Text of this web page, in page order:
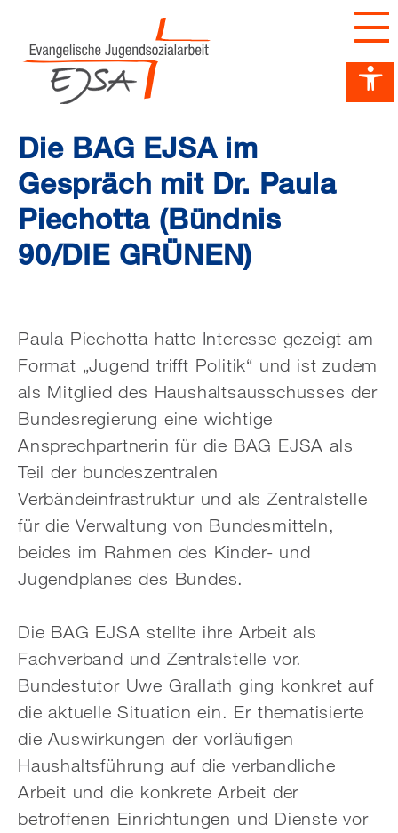
Barrierefreiheit Dashboard öffnen
Hauptnavigation anzeigen
zum Inhalt springen
Tastenkombinationen anzeigen
Die BAG EJSA im
Gespräch mit Dr. Paula
Piechotta (Bündnis
90/DIE GRÜNEN)
Paula Piechotta hatte Interesse gezeigt am
Format „Jugend trifft Politik“ und ist zudem
als Mitglied des Haushaltsausschusses der
Bundesregierung eine wichtige
Ansprechpartnerin für die BAG EJSA als
Teil der bundeszentralen
Verbändeinfrastruktur und als Zentralstelle
für die Verwaltung von Bundesmitteln,
beides im Rahmen des Kinder- und
Jugendplanes des Bundes.
Die BAG EJSA stellte ihre Arbeit als
Fachverband und Zentralstelle vor.
Bundestutor Uwe Grallath ging konkret auf
die aktuelle Situation ein. Er thematisierte
die Auswirkungen der vorläufigen
Haushaltsführung auf die verbandliche
Arbeit und die konkrete Arbeit der
betroffenen Einrichtungen und Dienste vor